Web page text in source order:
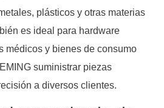
plásticos y otras materias
es ideal para hardware
médicos y bienes de consumo
suministrar piezas
a diversos clientes.